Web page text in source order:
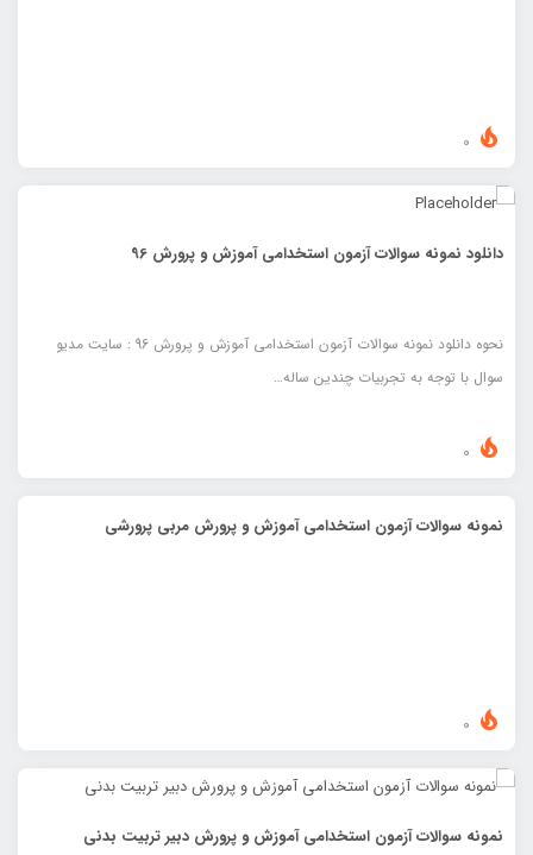
دانلود نمونه سوالات آزمون استخدامی آموزش و پرورش 96
نحوه دانلود نمونه سوالات آزمون استخدامی آموزش و پرورش 96 : سایت مدیو
سوال با توجه به تجربیات چندین ساله…
نمونه سوالات آزمون استخدامی آموزش و پرورش مربی پرورشی
نمونه سوالات آزمون استخدامی آموزش و پرورش دبیر تربیت بدنی